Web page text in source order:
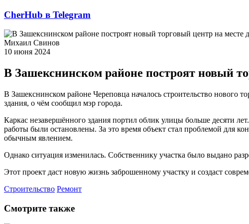
CherHub в Telegram
Михаил Свинов
10 июня 2024
В Зашекснинском районе построят новый
В Зашекснинском районе Череповца началось строительство нового
здания, о чём сообщил мэр города.
Каркас незавершённого здания портил облик улицы больше десяти
работы были остановлены. За это время объект стал проблемой для
обычным явлением.
Однако ситуация изменилась. Собственнику участка было выдано
Этот проект даст новую жизнь заброшенному участку и создаст
Строительство Ремонт
Смотрите также